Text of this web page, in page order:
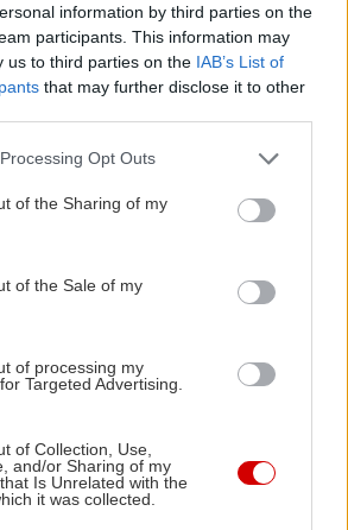
information by third parties on the
participants. This information may
us to third parties on the IAB’s List of
that may further disclose it to other
website/app uses one or more Google
or usage behaviour. You may click to
to Google and its third-party tags to
specified purposes in below Google
Opt Outs
of the Sharing of my
of the Sale of my
of processing my
Targeted Advertising.
of Collection, Use,
and/or Sharing of my
Is Unrelated with the
it was collected.
την 1η Ιουνίου 2018, ημέρα
θα φτάσουν στη βάση του
το πρόγραμμα ξεκινά με
επαφές με τον Τύπο. Η ίδια η
στις 3 Ιουνίου και θα
Ιουνίου.